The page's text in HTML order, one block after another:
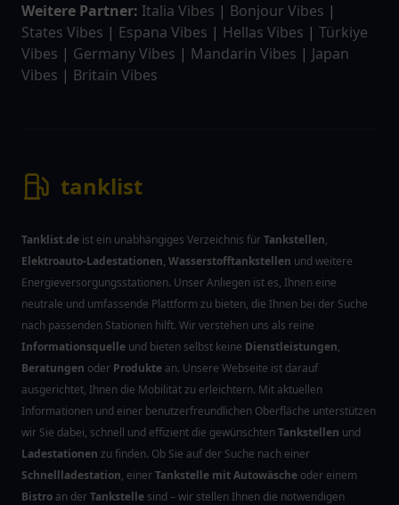
Weitere Partner: Italia Vibes | Bonjour Vibes |
States Vibes | Espana Vibes | Hellas Vibes | Türkiye
Vibes | Germany Vibes | Mandarin Vibes | Japan
Vibes | Britain Vibes
tanklist
Tanklist.de ist ein unabhängiges Verzeichnis fürTankstellen,
Elektroauto-Ladestationen, Wasserstofftankstellen und weitere
Energieversorgungsstationen. Unser Anliegen ist es, Ihnen eine
neutrale und umfassende Plattform zu bieten, die Ihnen bei der Suche
nach passenden Stationen hilft. Wir verstehen uns als reine
Informationsquelle und bieten selbst keine Dienstleistungen,
Beratungen oder Produkte an. Unsere Webseite ist darauf
ausgerichtet, Ihnen die Mobilität zu erleichtern. Mit aktuellen
Informationen und einer benutzerfreundlichen Oberfläche unterstützen
wir Sie dabei, schnell und effizient die gewünschtenTankstellen und
Ladestationen zu finden. Ob Sie auf der Suche nach einer
Schnellladestation, einerTankstelle mit Autowäsche oder einem
Bistro an derTankstelle sind – wir stellen Ihnen die notwendigen